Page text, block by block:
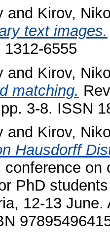
and Kirov,
text images.
6555
and Kirov,
matching.
3-8. ISSN
and Kirov,
Hausdorff
PhD
12-13